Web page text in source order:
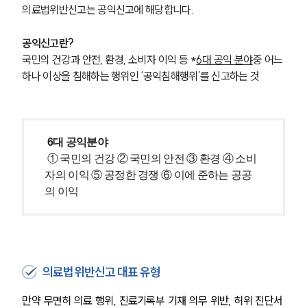
의료법위반신고는 공익신고에 해당합니다.
공익신고란?
국민의 건강과 안전, 환경, 소비자 이익 등 *6대 공익 분야중 어느
하나 이상을 침해하는 행위인 ‘공익침해행위’를 신고하는 것
6대 공익분야
자의 이익 ⑤ 공정한 경쟁 ⑥ 이에 준하는 공공
의 이익
의료법위반신고 대표 유형
만약 무면허 의료 행위, 진료기록부 기재 의무 위반, 허위 진단서